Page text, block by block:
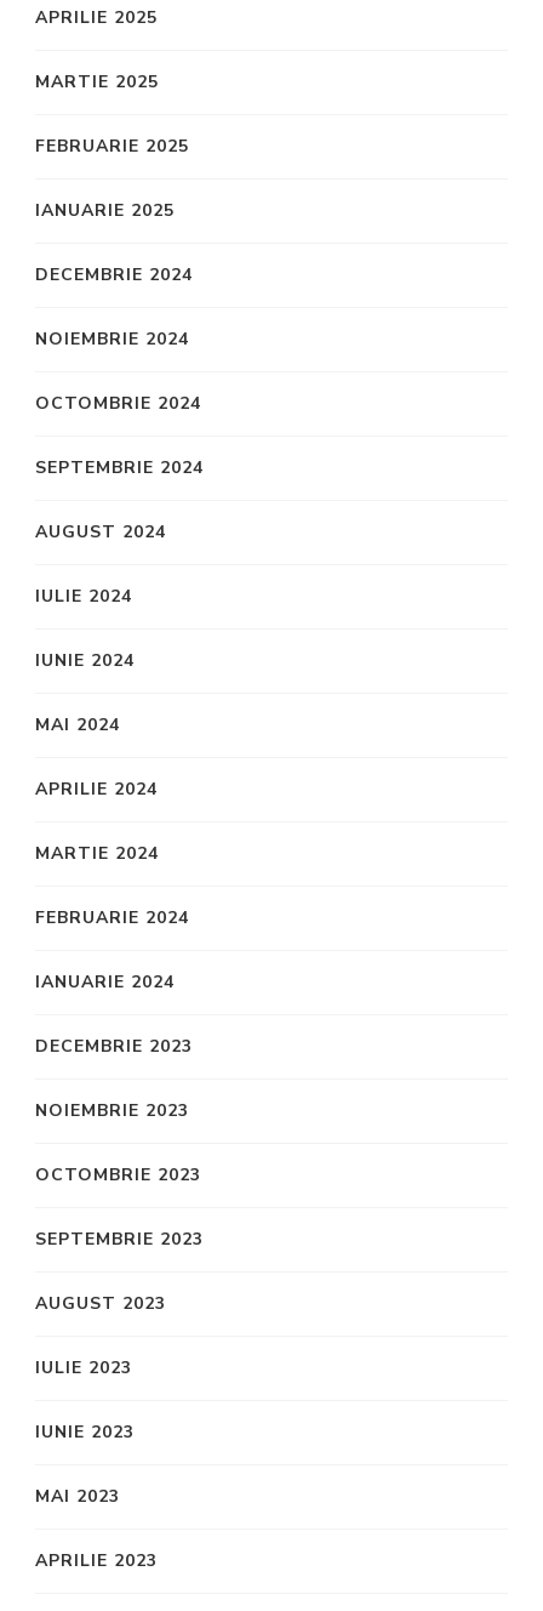
APRILIE 2025
MARTIE 2025
FEBRUARIE 2025
IANUARIE 2025
DECEMBRIE 2024
NOIEMBRIE 2024
OCTOMBRIE 2024
SEPTEMBRIE 2024
AUGUST 2024
IULIE 2024
IUNIE 2024
MAI 2024
APRILIE 2024
MARTIE 2024
FEBRUARIE 2024
IANUARIE 2024
DECEMBRIE 2023
NOIEMBRIE 2023
OCTOMBRIE 2023
SEPTEMBRIE 2023
AUGUST 2023
IULIE 2023
IUNIE 2023
MAI 2023
APRILIE 2023